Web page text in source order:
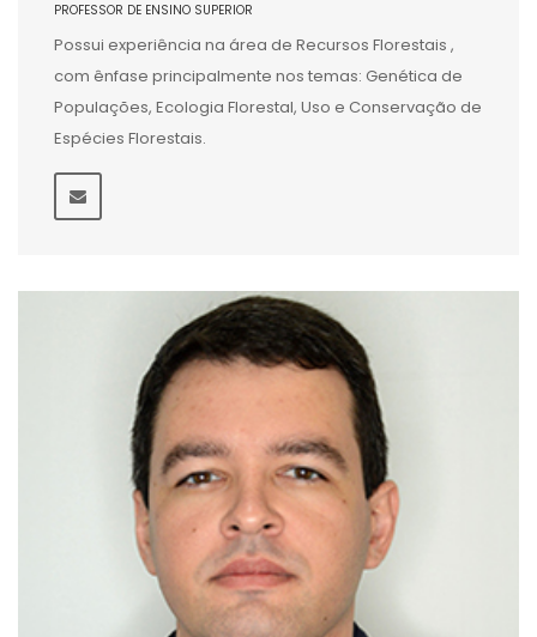
PROFESSOR DE ENSINO SUPERIOR
Possui experiência na área de Recursos Florestais ,
com ênfase principalmente nos temas: Genética de
Populações, Ecologia Florestal, Uso e Conservação de
Espécies Florestais.